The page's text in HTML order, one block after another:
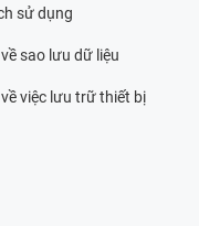
sử dụng
sao lưu dữ liệu
việc lưu trữ thiết bị